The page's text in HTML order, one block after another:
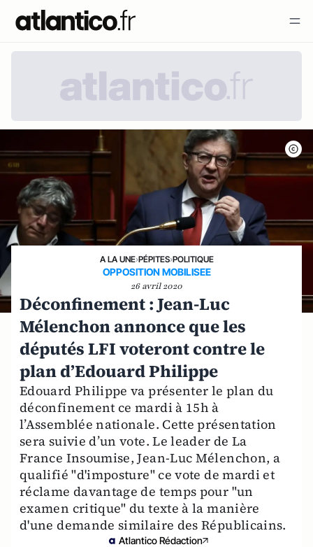
A LA UNE›PÉPITES›POLITIQUE
OPPOSITION MOBILISEE
26 avril 2020
Déconfinement : Jean-Luc
Mélenchon annonce que les
députés LFI voteront contre le
plan d’Edouard Philippe
Edouard Philippe va présenter le plan du
déconfinement ce mardi à 15h à
l’Assemblée nationale. Cette présentation
sera suivie d’un vote. Le leader de La
France Insoumise, Jean-Luc Mélenchon, a
qualifié "d'imposture" ce vote de mardi et
réclame davantage de temps pour "un
examen critique" du texte à la manière
d'une demande similaire des Républicains.
Atlantico Rédaction